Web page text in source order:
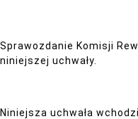
Sprawozdanie Komisji
niniejszej uchwały.
Niniejsza uchwała